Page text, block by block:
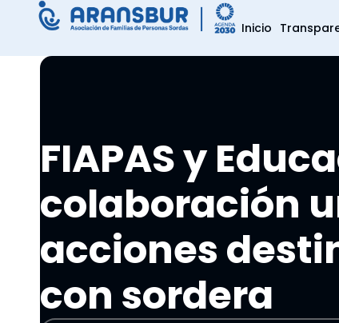
Inicio
FIAPAS y
colaboración
acciones
con sordera